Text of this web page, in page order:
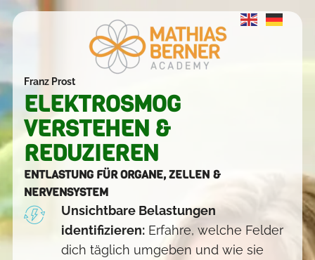
Franz Prost
ELEKTROSMOG
VERSTEHEN &
REDUZIEREN
ENTLASTUNG FÜR ORGANE, ZELLEN &
NERVENSYSTEM
Unsichtbare Belastungen
identifizieren:Erfahre, welche Felder
dich täglich umgeben und wie sie